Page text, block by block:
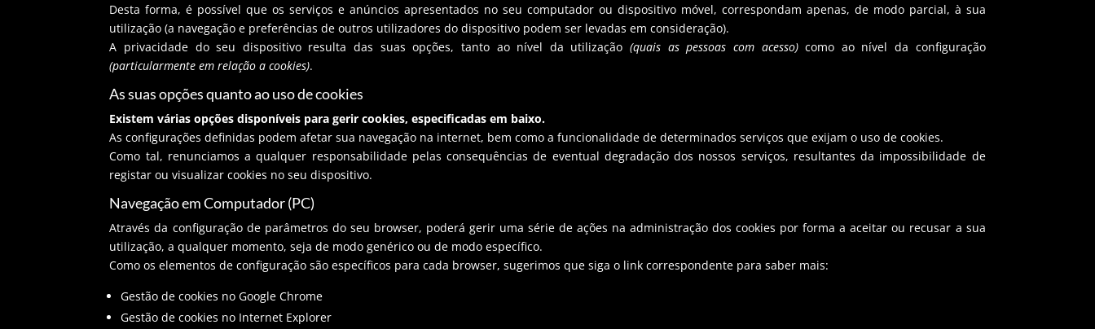
Desta forma, é possível que os serviços e anúncios apresentados no seu computador ou dispositivo móvel, correspondam apenas, de modo parcial, à sua
utilização (a navegação e preferências de outros utilizadores do dispositivo podem ser levadas em consideração).
A privacidade do seu dispositivo resulta das suas opções, tanto ao nível da utilização(quais as pessoas com acesso)como ao nível da configuração
(particularmente em relação a cookies).
As suas opções quanto ao uso de cookies
Existem várias opções disponíveis para gerir cookies, especificadas em baixo.
As configurações definidas podem afetar sua navegação na internet, bem como a funcionalidade de determinados serviços que exijam o uso de cookies.
Como tal, renunciamos a qualquer responsabilidade pelas consequências de eventual degradação dos nossos serviços, resultantes da impossibilidade de
registar ou visualizar cookies no seu dispositivo.
Navegação em Computador (PC)
Através da configuração de parâmetros do seu browser, poderá gerir uma série de ações na administração dos cookies por forma a aceitar ou recusar a sua
utilização, a qualquer momento, seja de modo genérico ou de modo específico.
Como os elementos de configuração são específicos para cada browser, sugerimos que siga o link correspondente para saber mais:
Gestão de cookies no Google Chrome
Gestão de cookies no Internet Explorer